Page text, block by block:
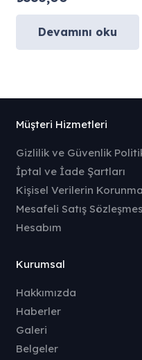
Devamını oku
Müşteri Hizmetleri
Gizlilik ve Güvenlik
İptal ve İade Şartları
Kişisel Verilerin
Mesafeli Satış
Hesabım
Kurumsal
Hakkımızda
Haberler
Galeri
Belgeler